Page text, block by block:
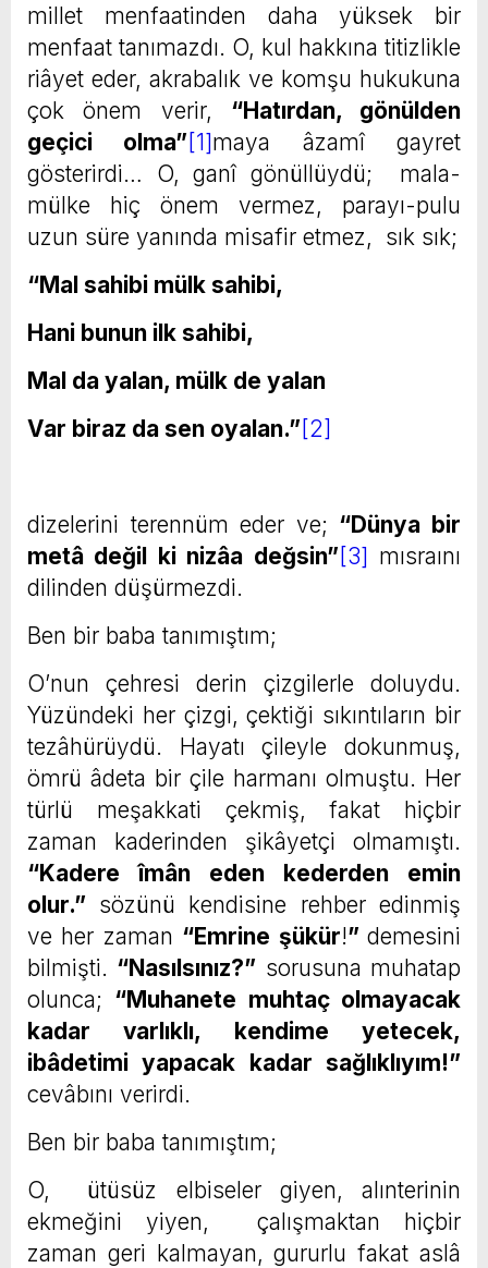
millet menfaatinden daha yüksek bir
menfaat tanımazdı. O, kul hakkına titizlikle
riâyet eder, akrabalık ve komşu hukukuna
çok önem verir, “Hatırdan, gönülden
geçici olma” [1]maya âzamî gayret
gösterirdi… O, ganî gönüllüydü; mala-
mülke hiç önem vermez, parayı-pulu
uzun süre yanında misafir etmez, sık sık;
“Mal sahibi mülk sahibi,
Hani bunun ilk sahibi,
Mal da yalan, mülk de yalan
Var biraz da sen oyalan.” [2]
dizelerini terennüm eder ve; “Dünya bir
metâ değil ki nizâa değsin” [3] mısraını
dilinden düşürmezdi.
Ben bir baba tanımıştım;
O’nun çehresi derin çizgilerle doluydu.
Yüzündeki her çizgi, çektiği sıkıntıların bir
tezâhürüydü. Hayatı çileyle dokunmuş,
ömrü âdeta bir çile harmanı olmuştu. Her
türlü meşakkati çekmiş, fakat hiçbir
zaman kaderinden şikâyetçi olmamıştı.
“Kadere îmân eden kederden emin
olur.” sözünü kendisine rehber edinmiş
ve her zaman “Emrine şükür!”demesini
bilmişti. “Nasılsınız?” sorusuna muhatap
olunca; “Muhanete muhtaç olmayacak
kadar varlıklı, kendime yetecek,
ibâdetimi yapacak kadar sağlıklıyım!”
cevâbını verirdi.
Ben bir baba tanımıştım;
O, ütüsüz elbiseler giyen, alınterinin
ekmeğini yiyen, çalışmaktan hiçbir
zaman geri kalmayan, gururlu fakat aslâ